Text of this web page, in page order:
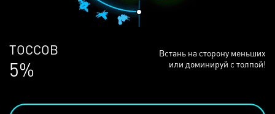
ЛЮДЕЙ
68%
Встань на сторону меньших
или доминируй с толпой!